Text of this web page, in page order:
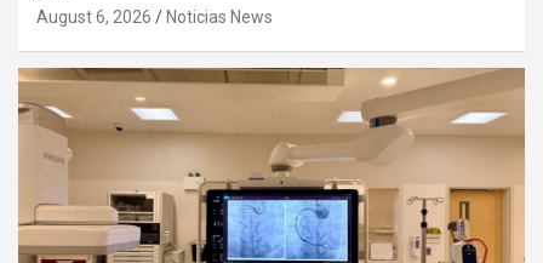
August 6, 2026 Noticias News